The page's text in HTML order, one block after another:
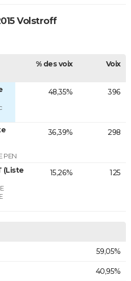
Volstroff
% des voix Voix
48,35% 396
PEN
36,39% 298
(Liste
15,26% 125
59,05%
40,95%